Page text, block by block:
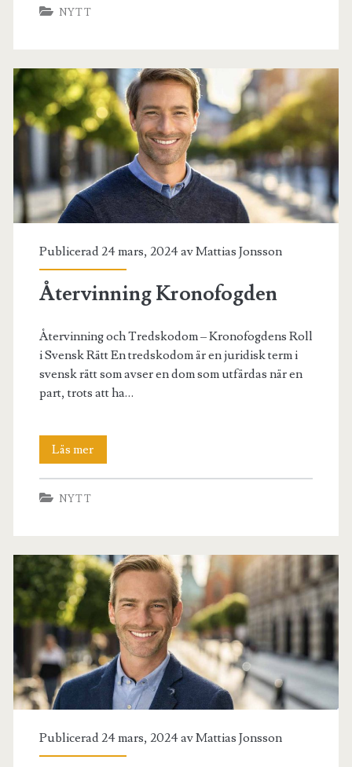
NYTT
Publicerad 24 mars, 2024 avMattias Jonsson
Återvinning Kronofogden
Återvinning och Tredskodom – Kronofogdens Roll
i Svensk Rätt En tredskodom är en juridisk term i
svensk rätt som avser en dom som utfärdas när en
part, trots att ha…
Läs merÅtervinning
Kronofogden
NYTT
Publicerad 24 mars, 2024 avMattias Jonsson